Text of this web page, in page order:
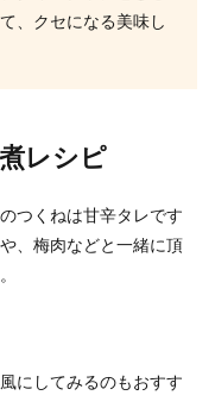
、クセになる美味し
レシピ
つくねは甘辛タレです
、梅肉などと一緒に頂
にしてみるのもおすす